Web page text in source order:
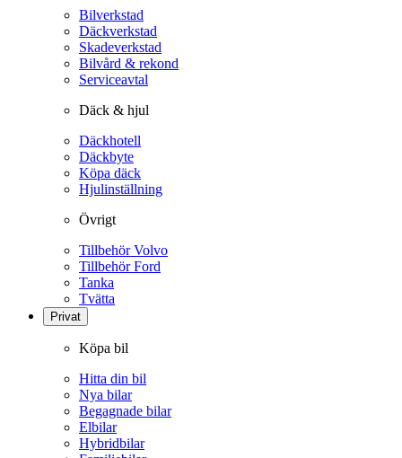
Bilverkstad
Däckverkstad
Skadeverkstad
Bilvård & rekond
Serviceavtal
Däck & hjul
Däckhotell
Däckbyte
Köpa däck
Hjulinställning
Övrigt
Tillbehör Volvo
Tillbehör Ford
Tanka
Tvätta
Privat
Köpa bil
Hitta din bil
Nya bilar
Begagnade bilar
Elbilar
Hybridbilar